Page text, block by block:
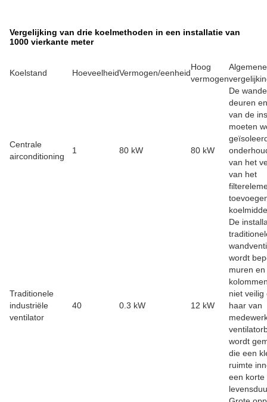
Vergelijking van drie koelmethoden in een installatie van
1000 vierkante meter
Koelstand HoeveelheidVermogen/eenheid
Hoog
vermogen
Algemene
Centrale
airconditioning
1 80 kW 80 kW
De
deuren
van de
moeten
van het
van het
Traditionele
industriële
ventilator
40 0.3 kW 12 kW
De
wordt
muren en
niet veilig
haar van
wordt
die een
ruimte
een korte